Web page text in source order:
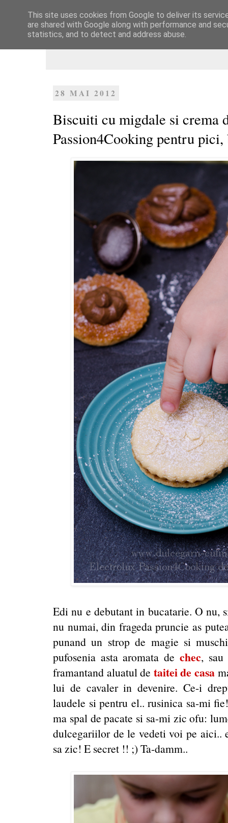
Dulcegarii culinare
28 MAI 2012
Biscuiti cu migdale si crema
Passion4Cooking pentru
Edi nu e debutant in bucatarie. O nu,
nu numai, din frageda pruncie as
punand un strop de magie si
pufosenia asta aromata de chec, sau
framantand aluatul de taitei de casa
lui de cavaler in devenire. Ce-i
laudele si pentru el.. rusinica sa-mi
ma spal de pacate si sa-mi zic ofu:
dulcegariilor de le vedeti voi pe
sa zic! E secret !! ;) Ta-damm..
This site uses cookies from Google to deliver its
are shared with Google along with performance and
statistics, and to detect and address abuse.